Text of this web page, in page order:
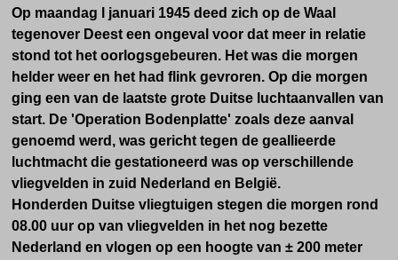
Op maandag l januari 1945 deed zich op de Waal
tegenover Deest een ongeval voor dat meer in relatie
stond tot het oorlogsgebeuren. Het was die morgen
helder weer en het had flink gevroren. Op die morgen
ging een van de laatste grote Duitse luchtaanvallen van
start. De 'Operation Bodenplatte' zoals deze aanval
genoemd werd, was gericht tegen de geallieerde
luchtmacht die gestationeerd was op verschillende
vliegvelden in zuid Nederland en België.
Honderden Duitse vliegtuigen stegen die morgen rond
08.00 uur op van vliegvelden in het nog bezette
Nederland en vlogen op een hoogte van ± 200 meter